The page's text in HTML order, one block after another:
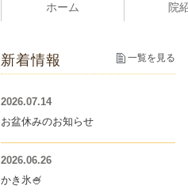
ホーム 院
新着情報 一覧を見る
2026.07.14
お盆休みのお知らせ
2026.06.26
かき氷🍧